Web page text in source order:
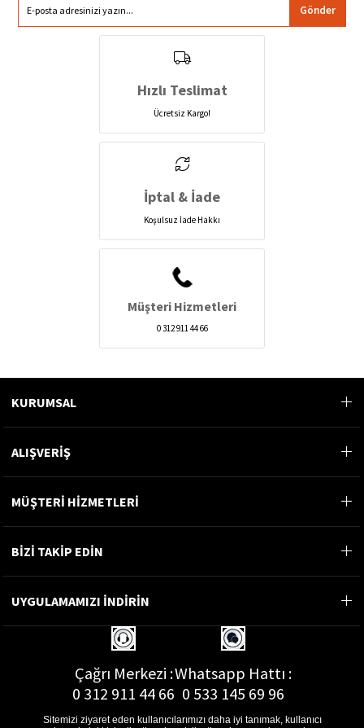
Gönder
Hızlı Teslimat
Ücretsiz Kargo!
İptal & İade
Koşulsuz İade Hakkı
Müşteri Hizmetleri
0 312 911 44 66
KURUMSAL
ALIŞVERİŞ
MÜŞTERİ HİZMETLERİ
BİZİ TAKİP EDİN
UYGULAMAMIZI İNDİRİN
Çağrı Merkezi :
0 312 911 44 66
Whatsapp Hattı :
0 533 145 69 96
Sitemizi ziyaret eden kullanıcılarımızı daha iyi tanımak, kullanıcı